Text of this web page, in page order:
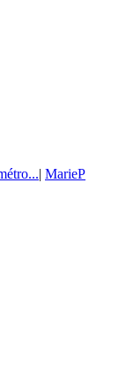
| MarieP